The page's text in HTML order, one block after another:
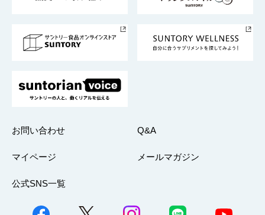
採用情報
お問い合わせ Q&A
マイページ メールマガジン
公式SNS一覧